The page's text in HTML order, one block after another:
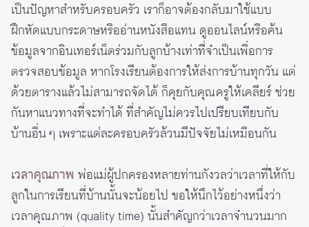
เป็นปัญหาสำหรับครอบครัว เราก็อาจต้องกลับมาใช้แบบ
ฝึกหัดแบบกระดาษหรืออ่านหนังสือแทน ดูออนไลน์หรือค้น
ข้อมูลจากอินเทอร์เน็ตร่วมกับลูกบ้างเท่าที่จำเป็นเพื่อการ
ตรวจสอบข้อมูล หากโรงเรียนต้องการให้ส่งการบ้านทุกวัน แต่
ด้วยตารางแล้วไม่สามารถจัดได้ ก็คุยกับคุณครูให้เคลียร์ ช่วย
กันหาแนวทางที่จะทำได้ ที่สำคัญไม่ควรไปเปรียบเทียบกับ
บ้านอื่น ๆ เพราะแต่ละครอบครัวล้วนมีปัจจัยไม่เหมือนกัน
เวลาคุณภาพ พ่อแม่ผู้ปกครองหลายท่านกังวลว่าเวลาที่ให้กับ
ลูกในการเรียนที่บ้านนั้นจะน้อยไป ขอให้นึกไว้อย่างหนึ่งว่า
เวลาคุณภาพ (quality time) นั้นสำคัญกว่าเวลาจำนวนมาก